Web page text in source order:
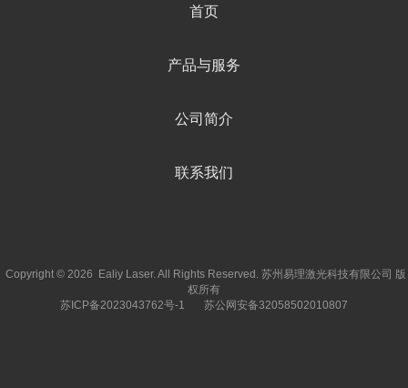
首页
产品与服务
公司简介
联系我们
Copyright © 2026 Ealiy Laser. All Rights Reserved. 苏州易理激光科技有限公司 版
权所有
苏ICP备2023043762号-1
苏公网安备32058502010807